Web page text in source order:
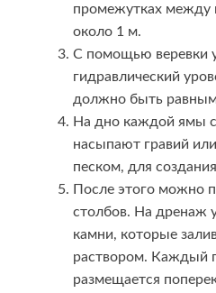
промежутках между
около 1 м.
С помощью веревки
гидравлический
должно быть
На дно каждой ямы
насыпают гравий
песком, для
После этого можно
столбов. На дренаж
камни, которые
раствором. Каждый
размещается